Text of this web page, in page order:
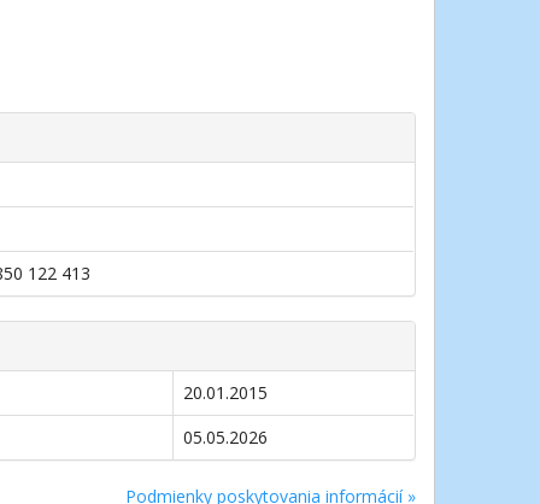
122 413
20.01.2015
05.05.2026
Podmienky poskytovania informácií »